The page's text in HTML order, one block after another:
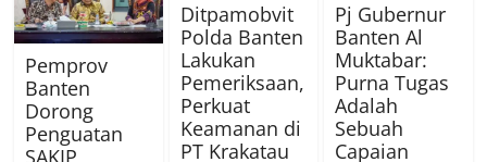
Pemprov
Banten
Dorong
Penguatan
SAKIP
Ditpamobvit
Polda Banten
Lakukan
Pemeriksaan,
Perkuat
Keamanan di
PT Krakatau
Pj Gubernur
Banten Al
Muktabar:
Purna Tugas
Adalah
Sebuah
Capaian